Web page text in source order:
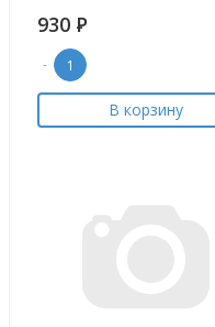
930 Р
-
В корзину